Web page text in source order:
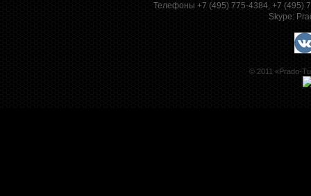
Телефоны +7 (495) 775-4384, +7 (495)
Skype:
© 2011 «Prado-